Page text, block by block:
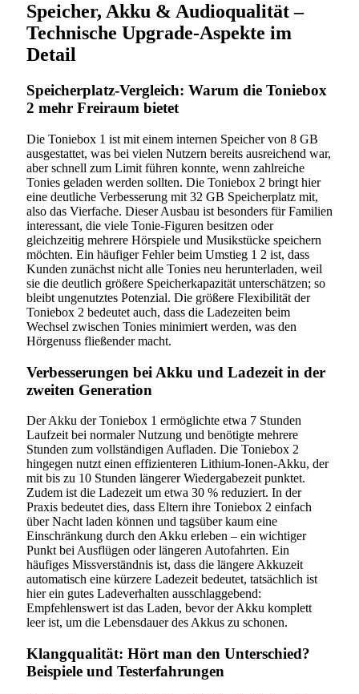
Speicher, Akku & Audioqualität –
Technische Upgrade-Aspekte im
Detail
Speicherplatz-Vergleich: Warum die Toniebox
2 mehr Freiraum bietet
Die Toniebox 1 ist mit einem internen Speicher von 8 GB
ausgestattet, was bei vielen Nutzern bereits ausreichend war,
aber schnell zum Limit führen konnte, wenn zahlreiche
Tonies geladen werden sollten. Die Toniebox 2 bringt hier
eine deutliche Verbesserung mit 32 GB Speicherplatz mit,
also das Vierfache. Dieser Ausbau ist besonders für Familien
interessant, die viele Tonie-Figuren besitzen oder
gleichzeitig mehrere Hörspiele und Musikstücke speichern
möchten. Ein häufiger Fehler beim Umstieg 1 2 ist, dass
Kunden zunächst nicht alle Tonies neu herunterladen, weil
sie die deutlich größere Speicherkapazität unterschätzen; so
bleibt ungenutztes Potenzial. Die größere Flexibilität der
Toniebox 2 bedeutet auch, dass die Ladezeiten beim
Wechsel zwischen Tonies minimiert werden, was den
Hörgenuss fließender macht.
Verbesserungen bei Akku und Ladezeit in der
zweiten Generation
Der Akku der Toniebox 1 ermöglichte etwa 7 Stunden
Laufzeit bei normaler Nutzung und benötigte mehrere
Stunden zum vollständigen Aufladen. Die Toniebox 2
hingegen nutzt einen effizienteren Lithium-Ionen-Akku, der
mit bis zu 10 Stunden längerer Wiedergabezeit punktet.
Zudem ist die Ladezeit um etwa 30 % reduziert. In der
Praxis bedeutet dies, dass Eltern ihre Toniebox 2 einfach
über Nacht laden können und tagsüber kaum eine
Einschränkung durch den Akku erleben – ein wichtiger
Punkt bei Ausflügen oder längeren Autofahrten. Ein
häufiges Missverständnis ist, dass die längere Akkuzeit
automatisch eine kürzere Ladezeit bedeutet, tatsächlich ist
hier ein gutes Ladeverhalten ausschlaggebend:
Empfehlenswert ist das Laden, bevor der Akku komplett
leer ist, um die Lebensdauer des Akkus zu schonen.
Klangqualität: Hört man den Unterschied?
Beispiele und Testerfahrungen